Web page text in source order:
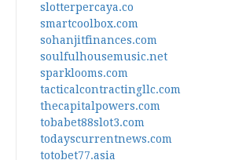
slotterpercaya.co
smartcoolbox.com
sohanjitfinances.com
soulfulhousemusic.net
sparklooms.com
tacticalcontractingllc.com
thecapitalpowers.com
tobabet88slot3.com
todayscurrentnews.com
totobet77.asia